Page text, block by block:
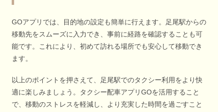
GOアプリでは、目的地の設定も簡単に行えます。足尾駅からの
移動先をスムーズに入力でき、事前に経路を確認することも可
能です。これにより、初めて訪れる場所でも安心して移動でき
ます。
以上のポイントを押さえて、足尾駅でのタクシー利用をより快
適に楽しみましょう。タクシー配車アプリGOを活用すること
で、移動のストレスを軽減し、より充実した時間を過ごすこと